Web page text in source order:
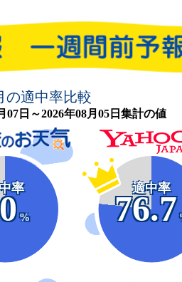
適中率比較
07日～2026年08月05日集計の値
率
%
適中率